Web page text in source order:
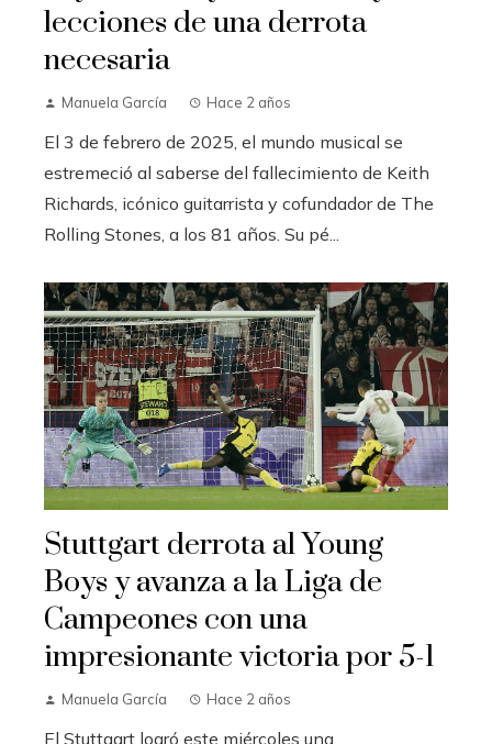
lecciones de una derrota
necesaria
Manuela García Hace 2 años
El 3 de febrero de 2025, el mundo musical se
estremeció al saberse del fallecimiento de Keith
Richards, icónico guitarrista y cofundador de The
Rolling Stones, a los 81 años. Su pé...
Stuttgart derrota al Young
Boys y avanza a la Liga de
Campeones con una
impresionante victoria por 5-1
Manuela García Hace 2 años
El Stuttgart logró este miércoles una